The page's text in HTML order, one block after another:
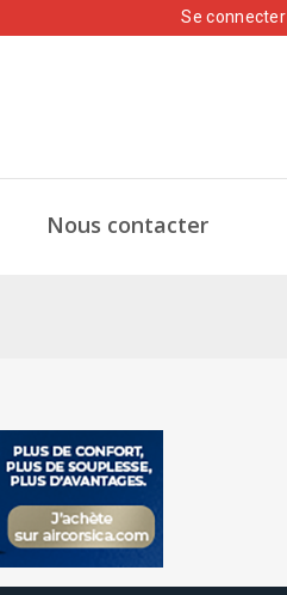
Se connecter
Nous contacter